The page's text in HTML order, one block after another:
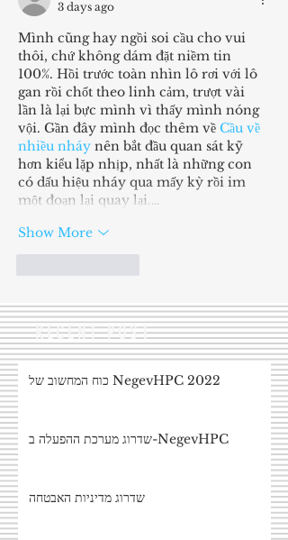
3 days ago
Mình cũng hay ngồi soi cầu cho vui
thôi, chứ không dám đặt niềm tin
100%. Hồi trước toàn nhìn lô rơi với lô
gan rồi chốt theo linh cảm, trượt vài
lần là lại bực mình vì thấy mình nóng
vội. Gần đây mình đọc thêm về Cầu về
nhiều nháy nên bắt đầu quan sát kỹ
hơn kiểu lặp nhịp, nhất là những con
có dấu hiệu nháy qua mấy kỳ rồi im
một đoạn lại quay lại.…
Show More
RECENT POST
כוח המחשוב של NegevHPC 2022
שדרוג מערכת ההפעלה ב-NegevHPC
שדרוג מדיניות האבטחה